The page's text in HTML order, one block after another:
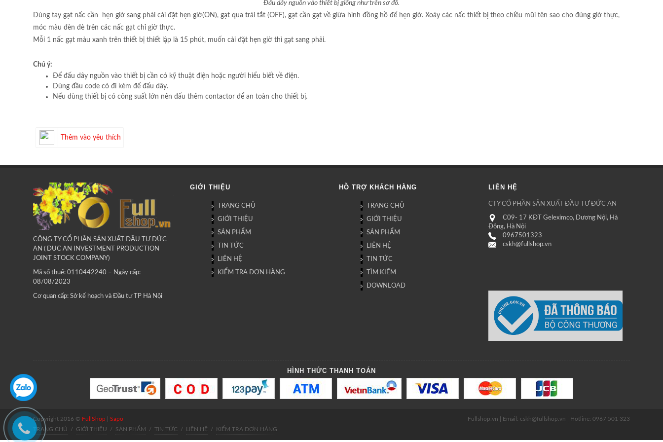
Đấu dây nguồn vào thiết bị giống như trên sơ đồ.
Dùng tay gạt nấc cần hẹn giờ sang phải cài đặt hẹn giờ(ON), gạt qua trái tắt (OFF), gạt cần gạt về giữa hình đồng hồ để hẹn giờ. Xoáy các nấc thiết bị theo chiều mũi tên sao cho đúng giờ thực,
móc màu đèn đè trên các nấc gạt chỉ giờ thực.
Mỗi 1 nấc gạt màu xanh trên thiết bị thiết lập là 15 phút, muốn cài đặt hẹn giờ thì gạt sang phải.
Chú ý:
Để đấu dây nguồn vào thiết bị cần có kỹ thuật điện hoặc người hiểu biết về điện.
Dùng đầu code có đi kèm để đấu dây.
Nếu dùng thiết bị có công suất lớn nên đấu thêm contactor để an toàn cho thiết bị.
Thêm vào yêu thích
CÔNG TY CỔ PHẦN SẢN XUẤT ĐẦU TƯ ĐỨC
AN ( DUC AN INVESTMENT PRODUCTION
JOINT STOCK COMPANY)
Mã số thuế: 0110442240 – Ngày cấp:
08/08/2023
Cơ quan cấp: Sở kế hoạch và Đầu tư TP Hà Nội
GIỚI THIỆU
TRANG CHỦ
GIỚI THIỆU
SẢN PHẨM
TIN TỨC
LIÊN HỆ
KIỂM TRA ĐƠN HÀNG
HỖ TRỢ KHÁCH HÀNG
TRANG CHỦ
GIỚI THIỆU
SẢN PHẨM
LIÊN HỆ
TIN TỨC
TÌM KIẾM
DOWNLOAD
LIÊN HỆ
CTY CỔ PHẦN SẢN XUẤT ĐẦU TƯ ĐỨC AN
C09- 17 KĐT Geleximco, Dương Nội, Hà
Đông, Hà Nội
0967501323
cskh@fullshop.vn
HÌNH THỨC THANH TOÁN
Copyright 2016 © FullShop
Sapo
TRANG CHỦ
/ GIỚI THIỆU / SẢN PHẨM / TIN TỨC / LIÊN HỆ / KIỂM TRA ĐƠN HÀNG
Fullshop.vn | Email: cskh@fullshop.vn | Hotline: 0967 501 323